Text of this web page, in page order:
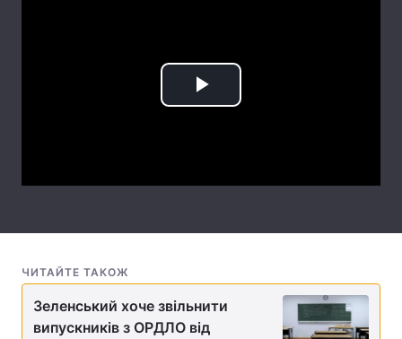
Погода
Регіони
Архів Вакансії
Контакти
Play
ЧИТАЙТЕ ТАКОЖ
Зеленський хоче звільнити
випускників з ОРДЛО від